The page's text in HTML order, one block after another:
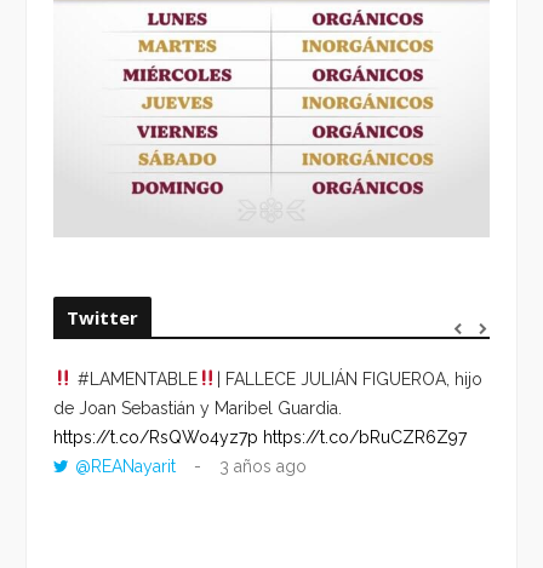
Twitter
#LAMENTABLE
| FALLECE JULIÁN FIGUEROA, hijo
de Joan Sebastián y Maribel Guardia.
https://t.co/RsQWo4yz7p https://t.co/bRuCZR6Z97
@REANayarit
3 años ago